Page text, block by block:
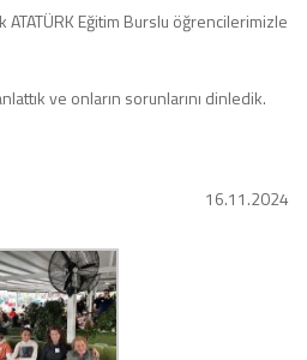
Eğitim Burslu öğrencilerimizle
ve onların sorunlarını dinledik.
16.11.2024